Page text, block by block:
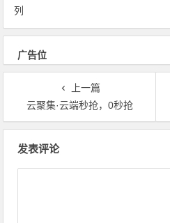
列
广告位
上一篇
云聚集·云端秒抢，0秒抢
发表评论